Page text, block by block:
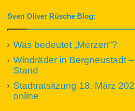
Sven Oliver Rüsche Blog:
Was bedeutet „Merzen“?
Windräder in Bergneustadt
Stand
Stadtratsitzung 18. März
online